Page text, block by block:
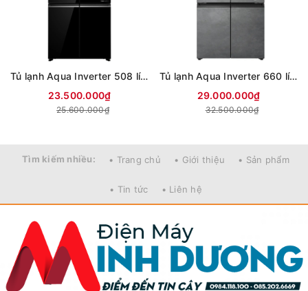
Tủ lạnh Aqua Inverter 508 lít Multi Door AQR-MA580XA(GB)U1
23.500.000₫
25.600.000₫
Tủ lạnh Aqua Inverter 660 lít Multi Door AQR-M727XA(GS)U1
29.000.000₫
32.500.000₫
Tìm kiếm nhiều: • Trang chủ • Giới thiệu • Sản phẩm
• Tin tức • Liên hệ